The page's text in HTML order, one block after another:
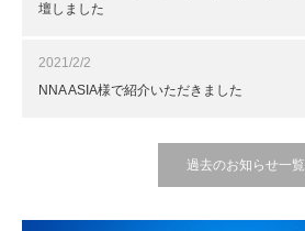
壇しました
2021/2/2
NNA ASIA様で紹介いただきました
過去のお知らせ一覧